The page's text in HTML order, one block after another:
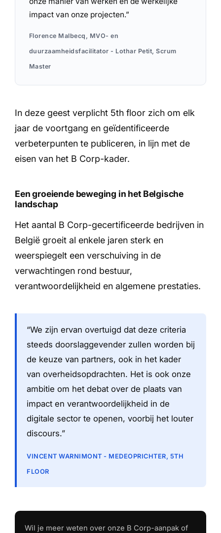
impact van onze projecten.”
Florence Malbecq, MVO- en
duurzaamheidsfacilitator - Lothar Petit, Scrum
Master
In deze geest verplicht 5th floor zich om elk
jaar de voortgang en geïdentificeerde
verbeterpunten te publiceren, in lijn met de
eisen van het B Corp-kader.
Een groeiende beweging in het Belgische
landschap
Het aantal B Corp-gecertificeerde bedrijven in
België groeit al enkele jaren sterk en
weerspiegelt een verschuiving in de
verwachtingen rond bestuur,
verantwoordelijkheid en algemene prestaties.
“We zijn ervan overtuigd dat deze criteria
steeds doorslaggevender zullen worden bij
de keuze van partners, ook in het kader
van overheidsopdrachten. Het is ook onze
ambitie om het debat over de plaats van
impact en verantwoordelijkheid in de
digitale sector te openen, voorbij het louter
discours.”
VINCENT WARNIMONT - MEDEOPRICHTER, 5TH
FLOOR
Wil je meer weten over onze B Corp-aanpak of